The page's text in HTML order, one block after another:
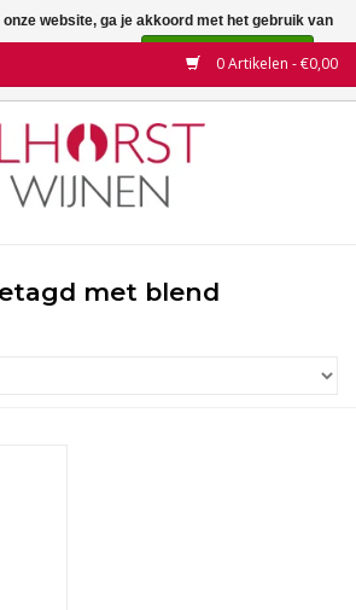
0 Artikelen - €0,00
met blend
website, ga je akkoord met het gebruik van